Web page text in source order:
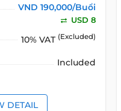
VND 190,000/Buổi
USD 8
10% VAT (Excluded)
Included
DETAIL